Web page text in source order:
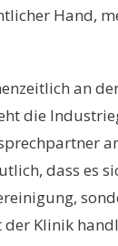
Hand,
an
die
dass es
Klinik